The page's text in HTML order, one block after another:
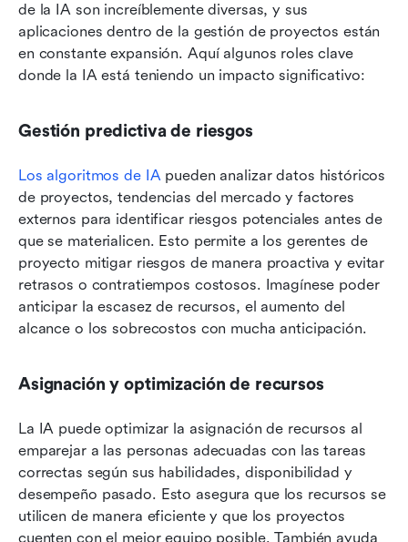
de la IA son increíblemente diversas, y sus
aplicaciones dentro de la gestión de proyectos están
en constante expansión. Aquí algunos roles clave
donde la IA está teniendo un impacto significativo:
Gestión predictiva de riesgos
Los algoritmos de IA pueden analizar datos históricos
de proyectos, tendencias del mercado y factores
externos para identificar riesgos potenciales antes de
que se materialicen. Esto permite a los gerentes de
proyecto mitigar riesgos de manera proactiva y evitar
retrasos o contratiempos costosos. Imagínese poder
anticipar la escasez de recursos, el aumento del
alcance o los sobrecostos con mucha anticipación.
Asignación y optimización de recursos
La IA puede optimizar la asignación de recursos al
emparejar a las personas adecuadas con las tareas
correctas según sus habilidades, disponibilidad y
desempeño pasado. Esto asegura que los recursos se
utilicen de manera eficiente y que los proyectos
cuenten con el mejor equipo posible. También ayuda